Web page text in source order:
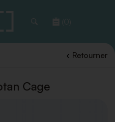
(0)
Retourner
Cage